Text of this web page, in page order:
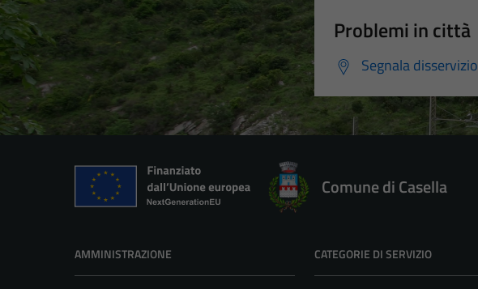
Problemi in città
Segnala disservizio
Comune di Casella
AMMINISTRAZIONE CATEGORIE DI SERVIZIO